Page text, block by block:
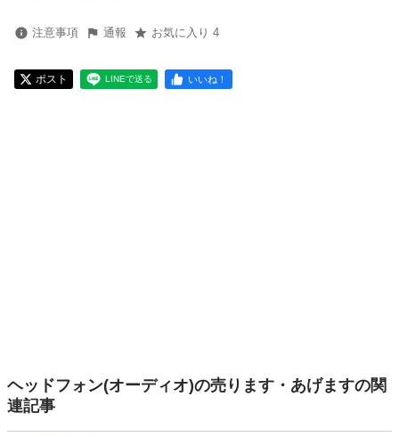
注意事項 通報 お気に入り 4
ポスト LINEで送る いいね！
ヘッドフォン(オーディオ)の売ります・あげますの関
連記事